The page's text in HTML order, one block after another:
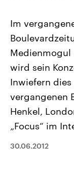
Landtagswahl
Alle
Sachsen-Anhalt
September 2026
Landtag. Seit
Bundesland von
Umfragen,
Im
Medienmogul
wird sein
Inwiefern
vergangenen
Henkel,
„Focus“ im
30.06.2012